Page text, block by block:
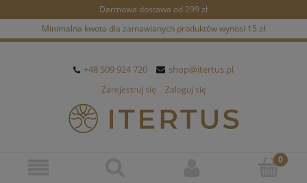
Darmowa dostawa od 299 zł
Minimalna kwota dla zamawianych produktów wynosi 15 zł
+48 509 924 720 shop@itertus.pl
Zarejestruj się Zaloguj się